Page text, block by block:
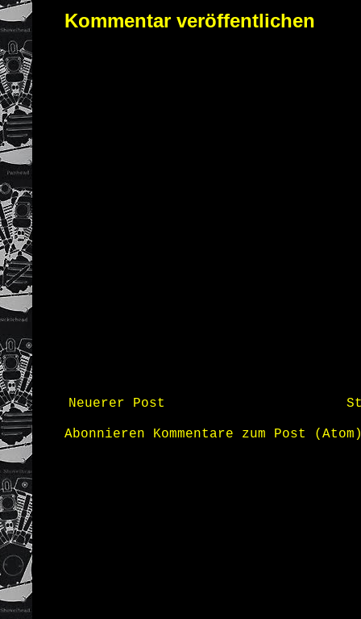
Kommentar veröffentlichen
Neuerer Post
Abonnieren Kommentare zum Post